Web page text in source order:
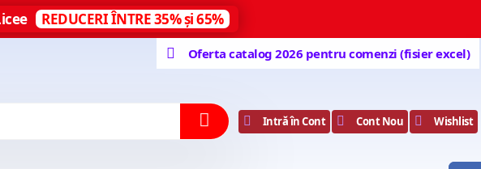
REDUCERI ÎNTRE 35% și 65%
Oferta catalog 2026 pentru comenzi (fisier excel)
Intră în Cont Cont Nou Wishlist